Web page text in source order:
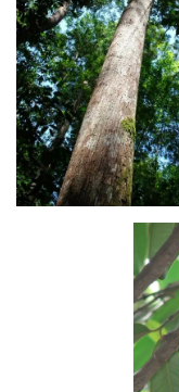
Maklumat
Lanjut